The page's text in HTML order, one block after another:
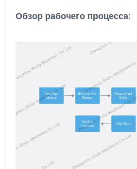
Обзор рабочего процесса: